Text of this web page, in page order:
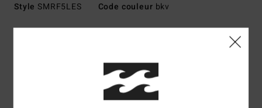
Style SMRF5LES Code couleur bkv
Monture injectée en grilamid
Charnières optiques italiennes en acier inoxydable
Verres en polycarbonate résistant aux chocs